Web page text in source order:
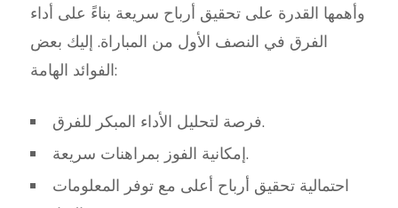
وأهمها القدرة على تحقيق أرباح سريعة بناءً على أداء
الفرق في النصف الأول من المباراة. إليك بعض
الفوائد الهامة:
فرصة لتحليل الأداء المبكر للفرق.
إمكانية الفوز بمراهنات سريعة.
احتمالية تحقيق أرباح أعلى مع توفر المعلومات